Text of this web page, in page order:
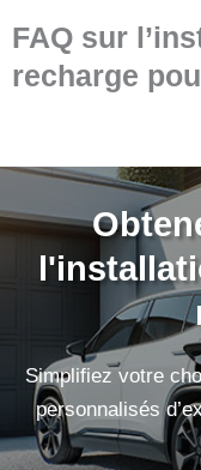
FAQ sur
recharge
Simplifiez votre
personnalisés